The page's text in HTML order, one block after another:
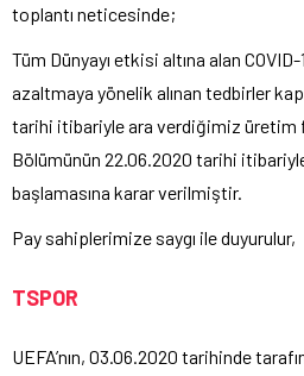
toplantı neticesinde;
Tüm Dünyayı etkisi altına alan COVID-
azaltmaya yönelik alınan tedbirler
tarihi itibariyle ara verdiğimiz üretim
Bölümünün 22.06.2020 tarihi
başlamasına karar verilmiştir.
Pay sahiplerimize saygı ile duyurulur,
TSPOR
UEFA’nın, 03.06.2020 tarihinde